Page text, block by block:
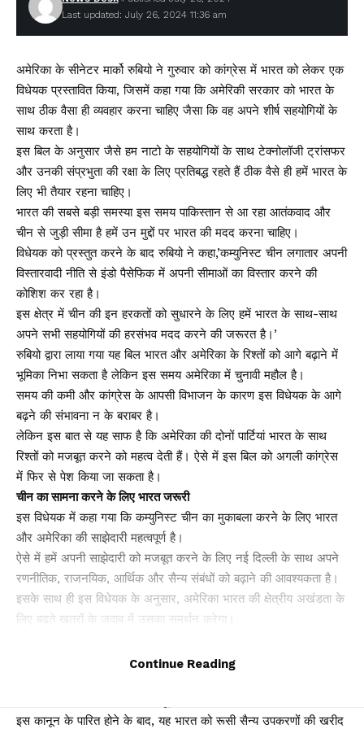
Last updated: July 26, 2024 11:36 am
अमेरिका के सीनेटर मार्को रुबियो ने गुरुवार को कांग्रेस में भारत को लेकर एक
विधेयक प्रस्तावित किया, जिसमें कहा गया कि अमेरिकी सरकार को भारत के
साथ ठीक वैसा ही व्यवहार करना चाहिए जैसा कि वह अपने शीर्ष सहयोगियों के
साथ करता है।
इस बिल के अनुसार जैसे हम नाटो के सहयोगियों के साथ टेक्नोलॉजी ट्रांसफर
और उनकी संप्रभुता की रक्षा के लिए प्रतिबद्ध रहते हैं ठीक वैसे ही हमें भारत के
लिए भी तैयार रहना चाहिए।
भारत की सबसे बड़ी समस्या इस समय पाकिस्तान से आ रहा आतंकवाद और
चीन से जुड़ी सीमा है हमें उन मुद्दों पर भारत की मदद करना चाहिए।
विधेयक को प्रस्तुत करने के बाद रुबियो ने कहा,’कम्युनिस्ट चीन लगातार अपनी
विस्तारवादी नीति से इंडो पैसेफिक में अपनी सीमाओं का विस्तार करने की
कोशिश कर रहा है।
इस क्षेत्र में चीन की इन हरकतों को सुधारने के लिए हमें भारत के साथ-साथ
अपने सभी सहयोगियों की हरसंभव मदद करने की जरूरत है।’
रुबियो द्वारा लाया गया यह बिल भारत और अमेरिका के रिश्तों को आगे बढ़ाने में
भूमिका निभा सकता है लेकिन इस समय अमेरिका में चुनावी महौल है।
समय की कमी और कांग्रेस के आपसी विभाजन के कारण इस विधेयक के आगे
बढ़ने की संभावना न के बराबर है।
लेकिन इस बात से यह साफ है कि अमेरिका की दोनों पार्टियां भारत के साथ
रिश्तों को मजबूत करने को महत्व देती हैं। ऐसे में इस बिल को अगली कांग्रेस
में फिर से पेश किया जा सकता है।
चीन का सामना करने के लिए भारत जरूरी
इस विधेयक में कहा गया कि कम्युनिस्ट चीन का मुकाबला करने के लिए भारत
और अमेरिका की साझेदारी महत्वपूर्ण है।
ऐसे में हमें अपनी साझेदारी को मजबूत करने के लिए नई दिल्ली के साथ अपने
रणनीतिक, राजनयिक, आर्थिक और सैन्य संबंधों को बढ़ाने की आवश्यकता है।
इसके साथ ही इस विधेयक के अनुसार, अमेरिका भारत की क्षेत्रीय अखंडता के
लिए बढ़ते खतरों के जवाब में उसका समर्थन करेगा।
इसके साथ ही वह अमेरिका रक्षा,नागरिक अंतरिक्ष के संबंध में भारत के साथ
इस कानून के पारित होने के बाद, यह भारत को रूसी सैन्य उपकरणों की खरीद
Continue Reading